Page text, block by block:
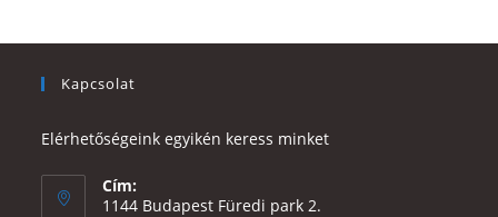
Kapcsolat
Elérhetőségeink egyikén keress minket
Cím:
1144 Budapest Füredi park 2.